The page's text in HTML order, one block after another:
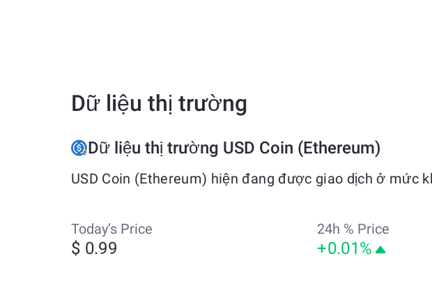
Dữ liệu thị trường
Dữ liệu thị trường USD Coin (Ethereum)
USD Coin (Ethereum) hiện đang được giao dịch ở mức
Today’s Price
$ 0.99
24h % Price
+0.01%